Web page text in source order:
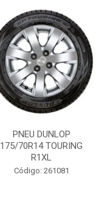
PNEU DUNLOP
175/70R14 TOURING
R1XL
Código: 261081